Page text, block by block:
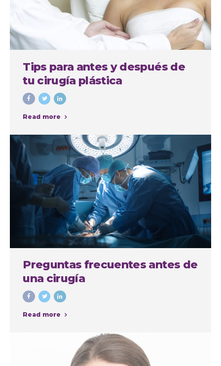
Tips para antes y después de
tu cirugía plástica
Read more
Preguntas frecuentes antes de
una cirugía
Read more